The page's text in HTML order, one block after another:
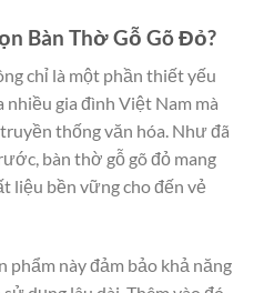
Bàn Thờ Gỗ Gõ Đỏ?
chỉ là một phần thiết yếu
gia đình Việt Nam mà
thống văn hóa. Như đã
bàn thờ gỗ gõ đỏ mang
liệu bền vững cho đến vẻ
phẩm này đảm bảo khả năng